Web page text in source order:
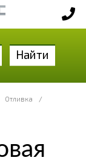
Найти
Отливка
/